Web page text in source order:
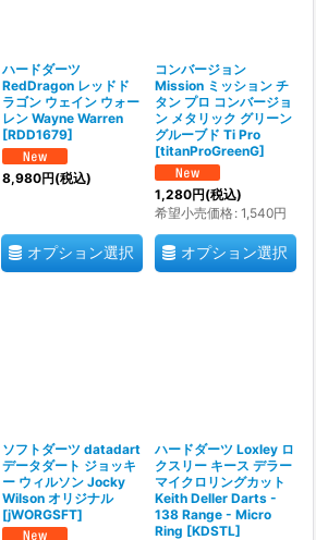
ハードダーツ
RedDragon レッドド
ラゴン ウェイン ウォー
レン Wayne Warren
[RDD1679]
8,980円(税込)
オプション選択
コンバージョン
Mission ミッション チ
タン プロ コンバージョ
ン メタリック グリーン
グルーブド Ti Pro
[titanProGreenG]
1,280円(税込)
希望小売価格: 1,540円
オプション選択
ソフトダーツ datadart
データダート ジョッキ
ー ウィルソン Jocky
Wilson オリジナル
[jWORGSFT]
ハードダーツ Loxley ロ
クスリー キース デラー
マイクロリングカット
Keith Deller Darts -
138 Range - Micro
Ring [KDSTL]